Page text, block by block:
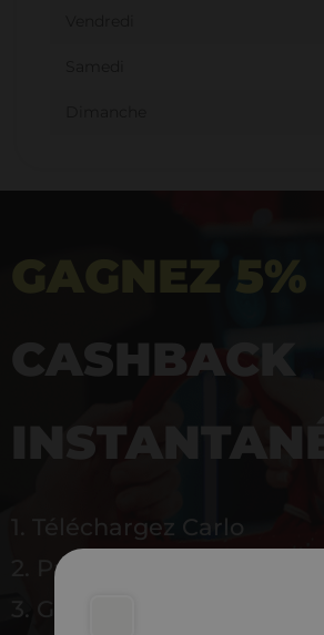
GAGNEZ 5%
CASHBACK
INSTANTANÉ
1. Téléchargez Carlo
2. Payez en magasin avec
3. Gagnez instantanément